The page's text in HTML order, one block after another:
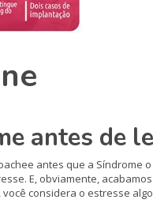
antes de
antes que a Síndrome
E, obviamente,
considera o estres­se